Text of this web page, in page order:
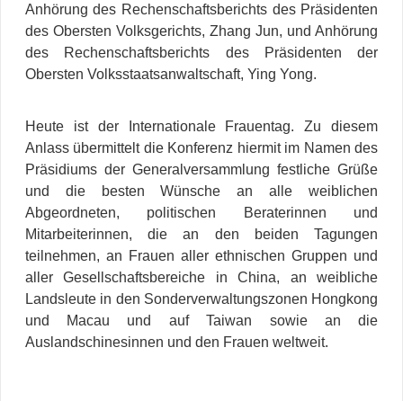
Anhörung des Rechenschaftsberichts des Präsidenten
des Obersten Volksgerichts, Zhang Jun, und Anhörung
des Rechenschaftsberichts des Präsidenten der
Obersten Volksstaatsanwaltschaft, Ying Yong.
Heute ist der Internationale Frauentag. Zu diesem
Anlass übermittelt die Konferenz hiermit im Namen des
Präsidiums der Generalversammlung festliche Grüße
und die besten Wünsche an alle weiblichen
Abgeordneten, politischen Beraterinnen und
Mitarbeiterinnen, die an den beiden Tagungen
teilnehmen, an Frauen aller ethnischen Gruppen und
aller Gesellschaftsbereiche in China, an weibliche
Landsleute in den Sonderverwaltungszonen Hongkong
und Macau und auf Taiwan sowie an die
Auslandschinesinnen und den Frauen weltweit.